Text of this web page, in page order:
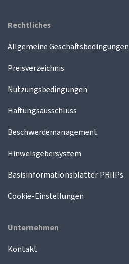
Rechtliches
Allgemeine Geschäftsbedingungen
Preisverzeichnis
Nutzungsbedingungen
Haftungsausschluss
Beschwerdemanagement
Hinweisgebersystem
Basisinformationsblätter PRIIPs
Cookie-Einstellungen
Unternehmen
Kontakt